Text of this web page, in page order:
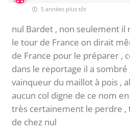
5 années plus tôt
nul Bardet , non seulement il
le tour de France on dirait
de France pour le préparer ,
dans le reportage il a sombré
vainqueur du maillot à pois ,
aucun col digne de ce nom
très certainement le perdre
de chez nul